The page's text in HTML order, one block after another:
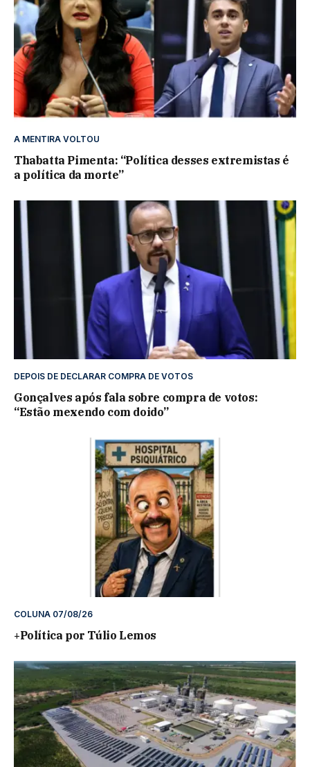
A MENTIRA VOLTOU
Thabatta Pimenta: “Política desses extremistas é
a política da morte”
DEPOIS DE DECLARAR COMPRA DE VOTOS
Gonçalves após fala sobre compra de votos:
“Estão mexendo com doido”
COLUNA 07/08/26
+Política por Túlio Lemos